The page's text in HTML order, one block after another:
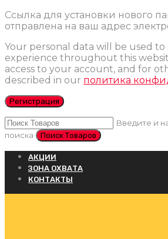
Ссылка для установки нового
отправлена ​​на ваш адрес
Your personal data will be used
experience throughout this
access to your account, and for
described in our политика
Регистрация
Введите и
поиска
АКЦИИ
ЗОНА ОХВАТА
КОНТАКТЫ